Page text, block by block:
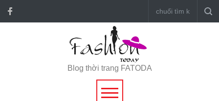
Blog thời trang FATODA